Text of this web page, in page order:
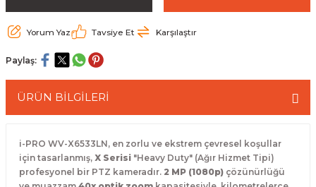
Yorum Yaz Tavsiye Et Karşılaştır
Paylaş:
ÜRÜN BİLGİLERİ
i-PRO WV-X6533LN, en zorlu ve ekstrem çevresel koşullar
için tasarlanmış, X Serisi "Heavy Duty" (Ağır Hizmet Tipi)
profesyonel bir PTZ kameradır. 2 MP (1080p) çözünürlüğü